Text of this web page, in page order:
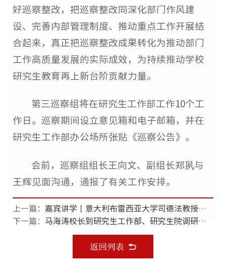
好巡察整改，把巡察整改同深化部门作风建
设、完善内部管理制度、推动重点工作开展结
合起来，真正把巡察整改成果转化为推动部门
工作高质量发展的实际成效，为持续推动学校
研究生教育再上新台阶贡献力量。
第三巡察组将在研究生工作部工作10个工
作日。巡察期间设立意见箱和电子邮箱，并在
研究生工作部办公场所张贴《巡察公告》。
会前，巡察组组长王向文、副组长郑夙与
王辉见面沟通，通报了有关工作安排。
上一篇： 嘉宾讲学丨意大利布雷西亚大学司德法教授为我校研究生作专题讲座（一）
下一篇： 马海涛校长到研究生工作部、研究生院调研指导